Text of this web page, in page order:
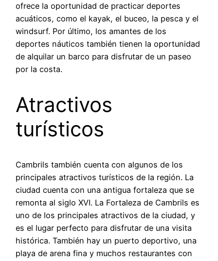
ofrece la oportunidad de practicar deportes
acuáticos, como el kayak, el buceo, la pesca y el
windsurf. Por último, los amantes de los
deportes náuticos también tienen la oportunidad
de alquilar un barco para disfrutar de un paseo
por la costa.
Atractivos
turísticos
Cambrils también cuenta con algunos de los
principales atractivos turísticos de la región. La
ciudad cuenta con una antigua fortaleza que se
remonta al siglo XVI. La Fortaleza de Cambrils es
uno de los principales atractivos de la ciudad, y
es el lugar perfecto para disfrutar de una visita
histórica. También hay un puerto deportivo, una
playa de arena fina y muchos restaurantes con